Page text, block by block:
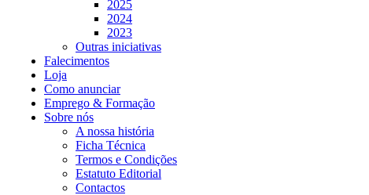
2025
2024
2023
Outras iniciativas
Falecimentos
Loja
Como anunciar
Emprego & Formação
Sobre nós
A nossa história
Ficha Técnica
Termos e Condições
Estatuto Editorial
Contactos